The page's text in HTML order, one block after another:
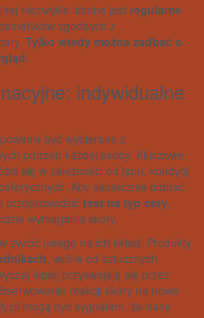
niezwykle istotne jest regularne
zgodnych z
Tylko wtedy można zadbać o
indywidualne
powinny być wybierane z
potrzeb każdej osoby. Kluczowe
się w zależności od typu, kondycji
Aby skutecznie dobrać
przeprowadzić test na typ cery,
wymagania skóry.
zwróć uwagę na ich skład. Produkty
, wolne od sztucznych
lepiej przyswajają się przez
reakcji skóry na nowe
mogą być sygnałem, że dany